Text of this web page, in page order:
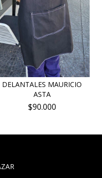
DELANTALES MAURICIO
ASTA
$90.000